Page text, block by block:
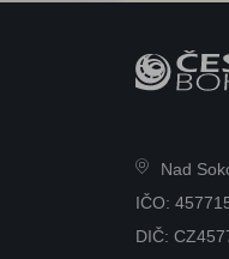
Nad
IČO:
DIČ: